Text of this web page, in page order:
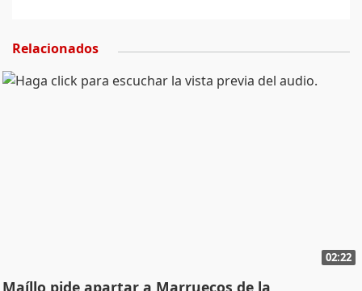
Relacionados
02:22
Maíllo pide apartar a Marruecos de la